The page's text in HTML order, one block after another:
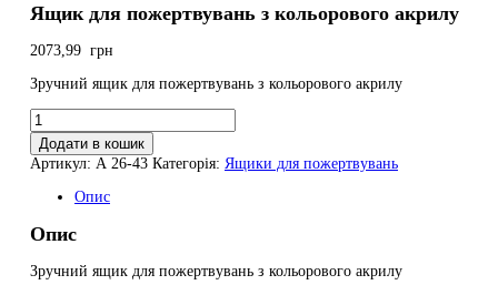
Ящик для пожертвувань з кольорового акрилу
2073,99 грн
Зручний ящик для пожертвувань з кольорового акрилу
Ящик
для
пожертвувань
з
акрилу
Додати в кошик
Артикул: А 26-43 Категорія: Ящики для пожертвувань
Опис
Опис
Зручний ящик для пожертвувань з кольорового акрилу